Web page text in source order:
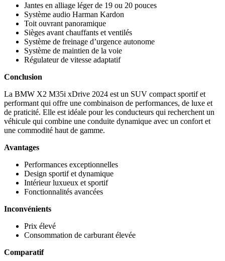
Jantes en alliage léger de 19 ou 20 pouces
Système audio Harman Kardon
Toit ouvrant panoramique
Sièges avant chauffants et ventilés
Système de freinage d’urgence autonome
Système de maintien de la voie
Régulateur de vitesse adaptatif
Conclusion
La BMW X2 M35i xDrive 2024 est un SUV compact sportif et
performant qui offre une combinaison de performances, de luxe et
de praticité. Elle est idéale pour les conducteurs qui recherchent un
véhicule qui combine une conduite dynamique avec un confort et
une commodité haut de gamme.
Avantages
Performances exceptionnelles
Design sportif et dynamique
Intérieur luxueux et sportif
Fonctionnalités avancées
Inconvénients
Prix élevé
Consommation de carburant élevée
Comparatif